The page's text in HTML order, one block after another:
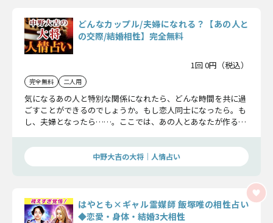
どんなカップル/夫婦になれる？【あの人と
の交際/結婚相性】完全無料
1回 0円（税込）
完全無料 二人用
気になるあの人と特別な関係になれたら、どんな時間を共に過
ごすことができるのでしょうか。もし恋人同士になったら。も
し、夫婦となったら……。ここでは、あの人とあなたが作るこ
中野大吉の大将｜人情占い
はやとも×ギャル霊媒師 飯塚唯の相性占い
◆恋愛・身体・結婚3大相性